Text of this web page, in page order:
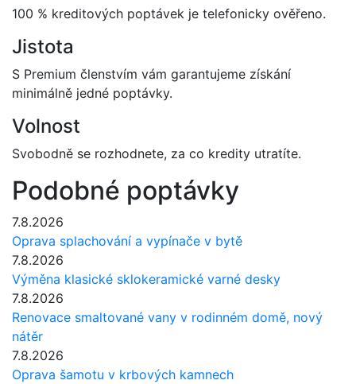
100 % kreditových poptávek je telefonicky ověřeno.
Jistota
S Premium členstvím vám garantujeme získání
minimálně jedné poptávky.
Volnost
Svobodně se rozhodnete, za co kredity utratíte.
Podobné poptávky
7.8.2026
Oprava splachování a vypínače v bytě
7.8.2026
Výměna klasické sklokeramické varné desky
7.8.2026
Renovace smaltované vany v rodinném domě, nový
nátěr
7.8.2026
Oprava šamotu v krbových kamnech